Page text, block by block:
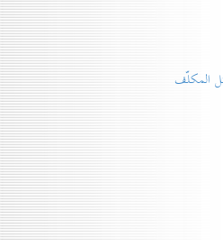
المكلّف